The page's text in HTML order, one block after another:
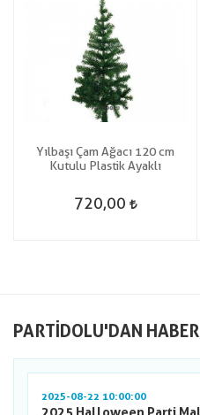
Yılbaşı Çam Ağacı 120 cm
Kutulu Plastik Ayaklı
720,00
PARTIDOLU'DAN
2025-08-22 10:00:00